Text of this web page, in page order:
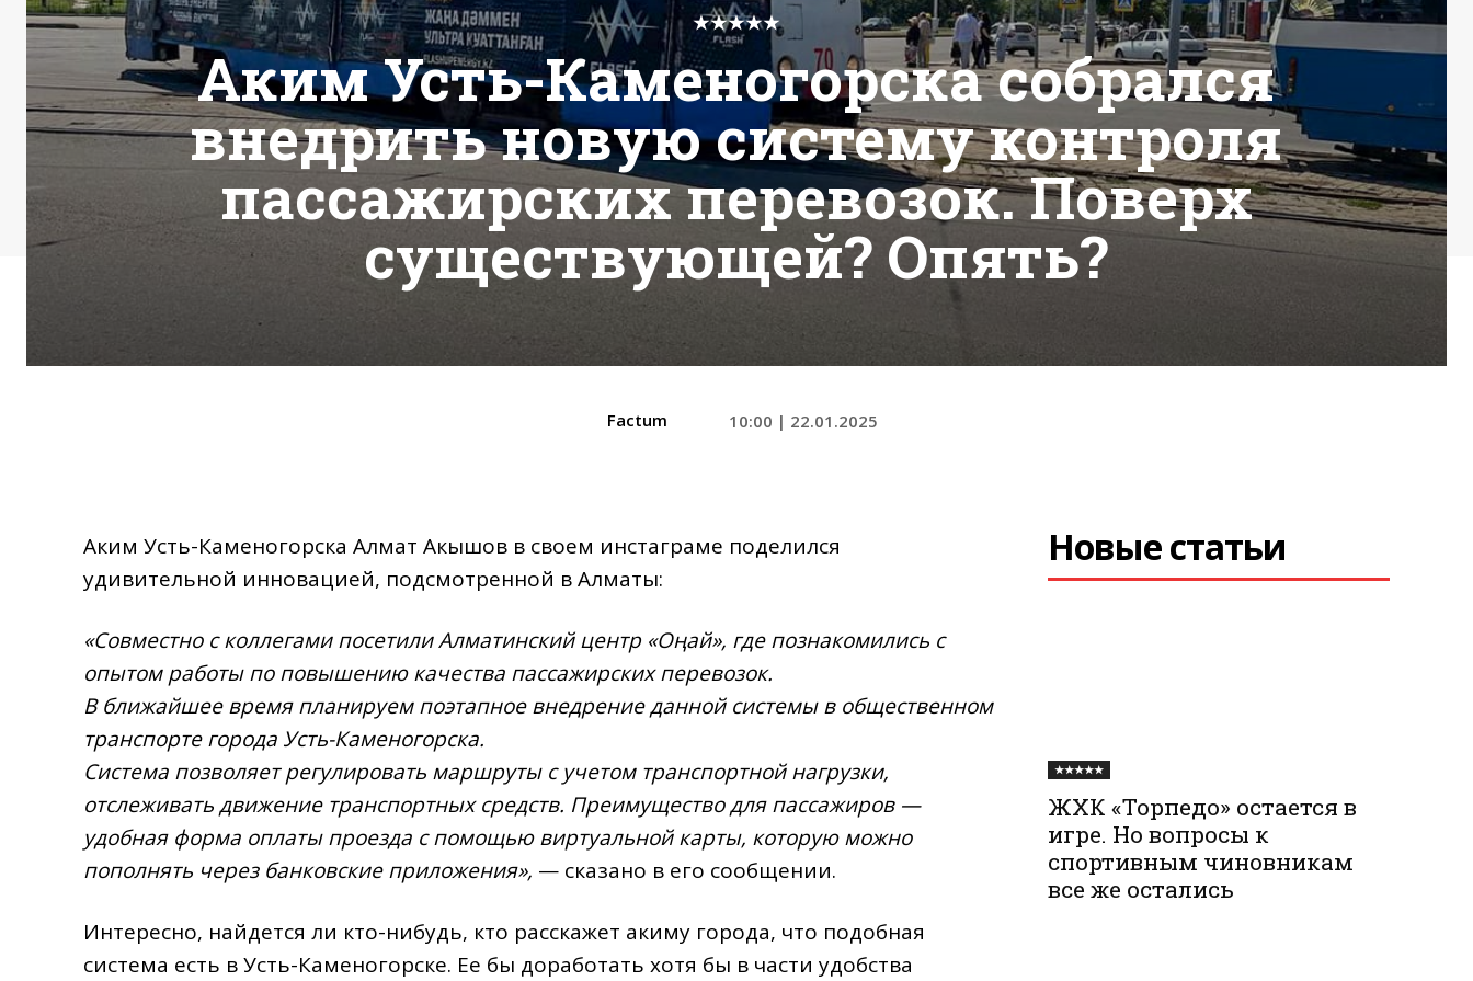
★★★★★
Аким Усть-Каменогорска собрался
внедрить новую систему контроля
пассажирских перевозок. Поверх
существующей? Опять?
Factum 10:00 | 22.01.2025
Аким Усть-Каменогорска Алмат Акышов в своем инстаграме поделился
удивительной инновацией, подсмотренной в Алматы:
«Совместно с коллегами посетили Алматинский центр «Оңай», где познакомились с
опытом работы по повышению качества пассажирских перевозок.
В ближайшее время планируем поэтапное внедрение данной системы в общественном
транспорте города Усть-Каменогорска.
Система позволяет регулировать маршруты с учетом транспортной нагрузки,
отслеживать движение транспортных средств. Преимущество для пассажиров —
удобная форма оплаты проезда с помощью виртуальной карты, которую можно
пополнять через банковские приложения», — сказано в его сообщении.
Интересно, найдется ли кто-нибудь, кто расскажет акиму города, что подобная
система есть в Усть-Каменогорске. Ее бы доработать хотя бы в части удобства
Новые статьи
★★★★★
ЖХК «Торпедо» остается в
игре. Но вопросы к
спортивным чиновникам
все же остались